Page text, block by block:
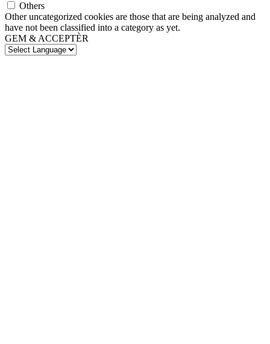
Others
Other uncategorized cookies are those that are being analyzed and
have not been classified into a category as yet.
GEM & ACCEPTÈR